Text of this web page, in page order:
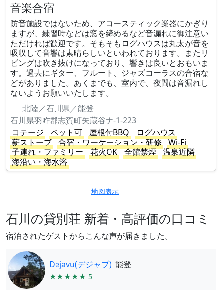
音楽合宿
防音施設ではないため、アコースティック楽器にかぎり
ますが、練習時などは窓を締めるなど音漏れに御注意い
ただければ歓迎です。そもそもログハウスは丸太が音を
吸収して音響は素晴らしいといわれております。またリ
ビングは吹き抜けになっており、響きは良いとおもいま
す。過去にギター、フルート、ジャズコーラスの合宿な
どがありました。あくまでも、室内で、夜間は音漏れし
ないようお願いいたします。
北陸／石川県／能登
石川県羽咋郡志賀町矢蔵谷ナ-1-223
コテージ
ペット可 屋根付BBQ
ログハウス
薪ストーブ
合宿・ワーケーション・研修
Wi-Fi
子連れ・ファミリー
花火OK 全館禁煙
温泉近隣
海沿い・海水浴
地図表示
石川の貸別荘 新着・高評価の口コミ
宿泊されたゲストからこんな声が届きました。
Dejavu(デジャブ) 能登
★★★★★ 5